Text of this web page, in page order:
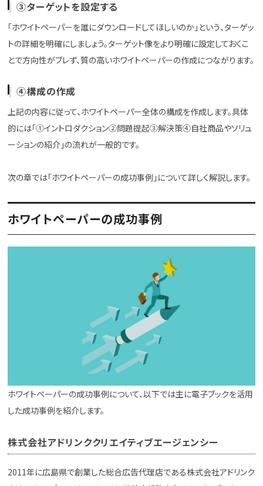
③ターゲットを設定する
「ホワイトペーパーを誰にダウンロードしてほしいのか」という、ターゲッ
トの詳細を明確にしましょう。ターゲット像をより明確に設定しておくこ
とで方向性がブレず、質の高いホワイトペーパーの作成につながります。
④構成の作成
上記の内容に従って、ホワイトペーパー全体の構成を作成します。具体
的には「①イントロダクション②問題提起③解決策④自社商品やソリュ
ーションの紹介」の流れが一般的です。
次の章では「ホワイトペーパーの成功事例」について詳しく解説します。
ホワイトペーパーの成功事例
ホワイトペーパーの成功事例について、以下では主に電子ブックを活用
した成功事例を紹介します。
株式会社アドリンククリエイティブエージェンシー
2011年に広島県で創業した総合広告代理店である株式会社アドリンク